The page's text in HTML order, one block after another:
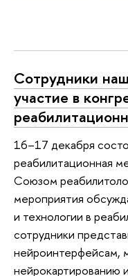
Сотрудники
участие в
16–17 декабря
реабилитационная
Союзом
мероприятия
и технологии в
сотрудники
нейроинтерфейсам,
нейрокартированию